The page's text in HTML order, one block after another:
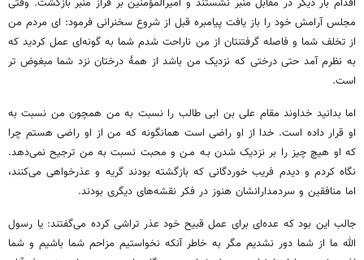
اقدام بار دیگر در مقابل منبر نشستند و امیرالمؤمنین بر فراز منبر بازگشت. وقتی
مجلس آرامش خود را باز یافت پیامبره قبل از شروع سخنرانی فرمود: ای مردم من
از تخلف شما و فاصله گرفتنتان از من ناراحت شدم شما به گونه‌ای عمل کردید که
به نظرم آمد حتی درختی که نزدیک من باشد از همۀ درختان نزد شما مبغوض تر
است.
اما بدانید خداوند مقام علی بن ابی طالب را نسبت به من همچون من نسبت به
او قرار داده است. خدا از او راضی است همانگونه که من از او راضی هستم چرا
که او هیچ چیز را بر نزدیک شدن بـه مـن و محبت نسبت به من ترجیح نمی‌دهد.
نگاه کردم و دیدم فریب خوردگانی که بازگشته بودند گریه و عذرخواهی می‌کنند،
اما منافقین و سردمدارانشان هنوز در فکر نقشه‌های دیگری بودند.
جالب این بود که عده‌ای برای عمل قبیح خود عذر تراشی کرده می‌گفتند: یا رسول
الله ما از شما دور نشدیم مگر به خاطر آنکه نخواستیم مزاحم شما باشیم و شما